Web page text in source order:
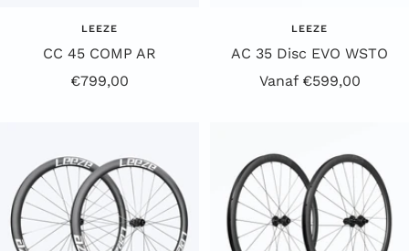
LEEZE
CC 45 COMP AR
Aanbiedingsprijs
€799,00
LEEZE
AC 35 Disc EVO WSTO
Aanbiedingsprijs
Vanaf €599,00